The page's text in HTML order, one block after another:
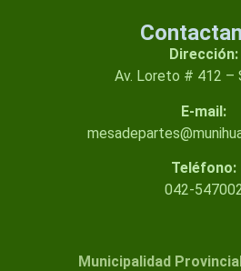
Dirección:
Av. Loreto # 412 –
E-mail:
Teléfono:
042-
Municipalidad